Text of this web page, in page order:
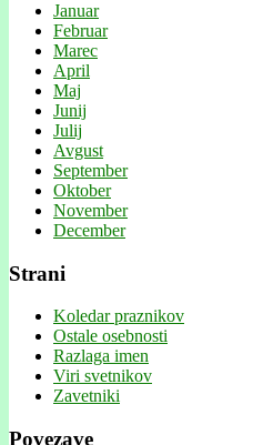
Januar
Februar
Marec
April
Maj
Junij
Julij
Avgust
September
Oktober
November
December
Strani
Koledar praznikov
Ostale osebnosti
Razlaga imen
Viri svetnikov
Zavetniki
Povezave